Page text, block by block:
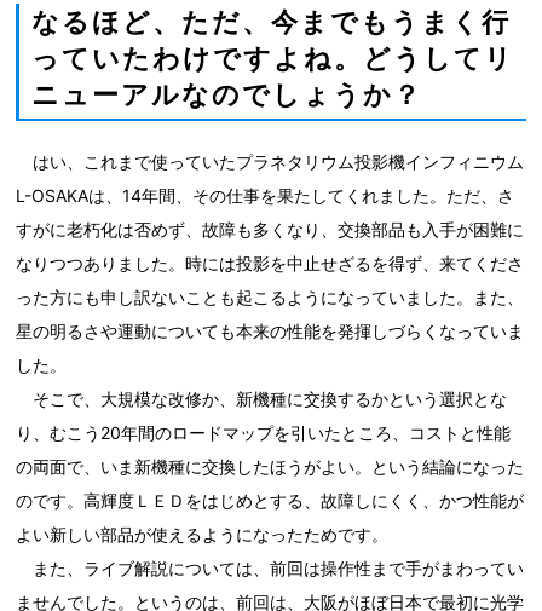
なるほど、ただ、今までもうまく行
っていたわけですよね。どうしてリ
ニューアルなのでしょうか？
はい、これまで使っていたプラネタリウム投影機インフィニウム
L-OSAKAは、14年間、その仕事を果たしてくれました。ただ、さ
すがに老朽化は否めず、故障も多くなり、交換部品も入手が困難に
なりつつありました。時には投影を中止せざるを得ず、来てくださ
った方にも申し訳ないことも起こるようになっていました。また、
星の明るさや運動についても本来の性能を発揮しづらくなっていま
した。
そこで、大規模な改修か、新機種に交換するかという選択とな
り、むこう20年間のロードマップを引いたところ、コストと性能
の両面で、いま新機種に交換したほうがよい。という結論になった
のです。高輝度ＬＥＤをはじめとする、故障しにくく、かつ性能が
よい新しい部品が使えるようになったためです。
また、ライブ解説については、前回は操作性まで手がまわってい
ませんでした。というのは、前回は、大阪がほぼ日本で最初に光学